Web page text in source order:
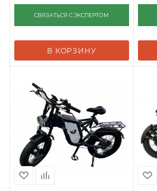
СВЯЗАТЬСЯ С ЭКСПЕРТОМ
В КОРЗИНУ